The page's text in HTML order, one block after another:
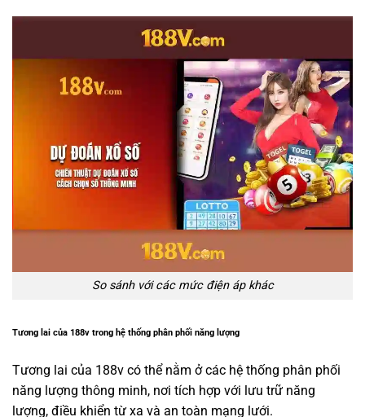
So sánh với các mức điện áp khác
Tương lai của 188v trong hệ thống phân phối năng lượng
Tương lai của 188v có thể nằm ở các hệ thống phân phối
năng lượng thông minh, nơi tích hợp với lưu trữ năng
lượng, điều khiển từ xa và an toàn mạng lưới.